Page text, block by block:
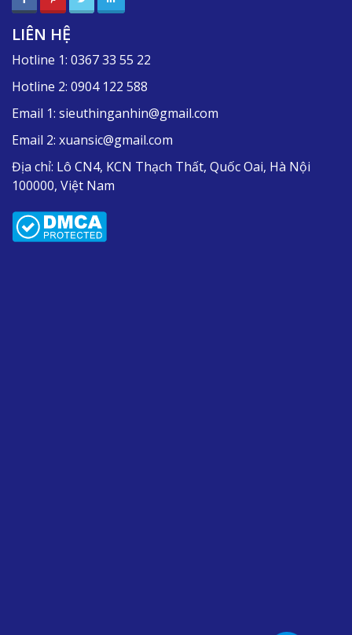
LIÊN HỆ
Hotline 1: 0367 33 55 22
Hotline 2: 0904 122 588
Email 1: sieuthinganhin@gmail.com
Email 2: xuansic@gmail.com
Địa chỉ: Lô CN4, KCN Thạch Thất, Quốc Oai, Hà Nội
100000, Việt Nam